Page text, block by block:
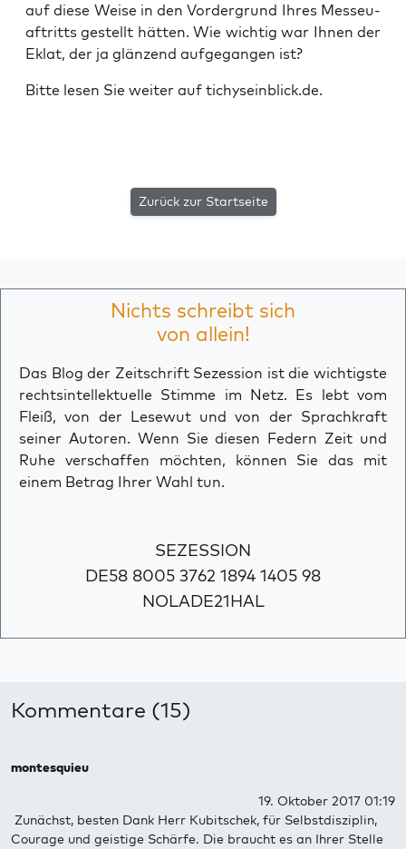
auf die­se Wei­se in den Vor­der­grund Ihres Mes­seu­
af­tritts gestellt hät­ten. Wie wich­tig war Ihnen der
Eklat, der ja glän­zend auf­ge­gan­gen ist?
Bit­te lesen Sie wei­ter auf tichyseinblick.de.
Zurück zur Startseite
Nichts schreibt sich
von allein!
Das Blog der Zeitschrift Sezession ist die wichtigste
rechtsintellektuelle Stimme im Netz. Es lebt vom
Fleiß, von der Lesewut und von der Sprachkraft
seiner Autoren. Wenn Sie diesen Federn Zeit und
Ruhe verschaffen möchten, können Sie das mit
einem Betrag Ihrer Wahl tun.
SEZESSION
DE58 8005 3762 1894 1405 98
NOLADE21HAL
Kommentare (15)
montesquieu
19. Oktober 2017 01:19
Zunächst, besten Dank Herr Kubitschek, für Selbstdisziplin,
Courage und geistige Schärfe. Die braucht es an Ihrer Stelle